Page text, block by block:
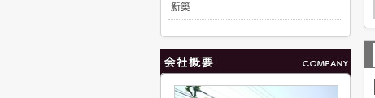
新築